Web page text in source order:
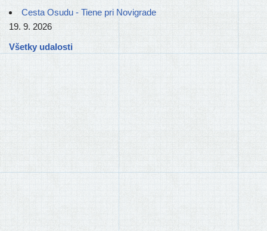
Cesta Osudu - Tiene pri Novigrade
19. 9. 2026
Všetky udalosti